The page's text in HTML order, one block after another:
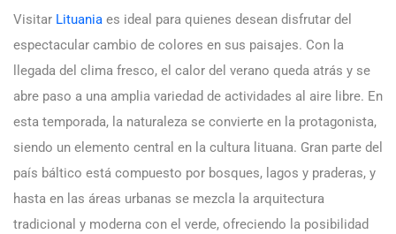
Visitar Lituania es ideal para quienes desean disfrutar del
espectacular cambio de colores en sus paisajes. Con la
llegada del clima fresco, el calor del verano queda atrás y se
abre paso a una amplia variedad de actividades al aire libre. En
esta temporada, la naturaleza se convierte en la protagonista,
siendo un elemento central en la cultura lituana. Gran parte del
país báltico está compuesto por bosques, lagos y praderas, y
hasta en las áreas urbanas se mezcla la arquitectura
tradicional y moderna con el verde, ofreciendo la posibilidad